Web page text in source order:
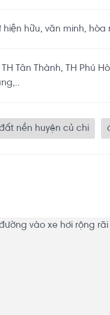
hiện hữu, văn minh, hòa
TH Tân Thành, TH Phú
nền huyện củ chi